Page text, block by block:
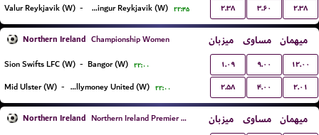
Valur Reykjavik (W) - Vikingur Reykjavik (W) ۲۲:۴۵ ۲.۳۸ ۳.۶۰ ۲.۳۸
Northern Ireland Championship Women میزبان مساوی میهمان
Sion Swifts LFC (W) - Bangor (W) ۲۲:۰۰ ۱.۰۹ ۹.۰۰ ۱۲.۰۰
Mid Ulster (W) - Ballymoney United (W) ۲۲:۰۰ ۲.۵۸ ۴.۰۰ ۲.۰۱
Northern Ireland Northern Ireland Premier League Women میزبان مساوی میهمان